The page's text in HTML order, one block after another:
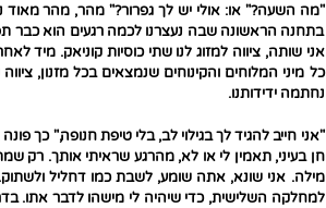
"מה השעה?" או: אולי יש לך גפרור?" מהר, מהר מאוד
בתחנה הראשונה שבה נעצרנו לכמה רגעים הוא כבר
אני שותה, ציווה למזוג לנו שתי כוסיות קוניאק.
כל מיני המלוחים והקינוחים שנמצאים בכל מזנון,
נחתמה ידידותנו.
"אני חייב להגיד לך בגילוי לב, בלי טיפת חנופה," כך
חן בעיני, תאמין לי או לא, מהרגע שראיתי אותך. רק
מילה. אני שונא, אתה שומע, לשבת כמו דחליל
למחלקה השלישית, כדי שיהיה לי מישהו לדבר אתו.